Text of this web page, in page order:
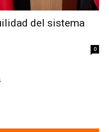
del sistema
0